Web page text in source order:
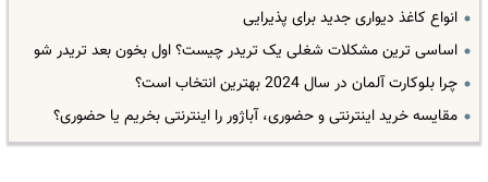
انواع کاغذ دیواری جدید برای پذیرایی
اساسی ترین مشکلات شغلی یک تریدر چیست؟ اول بخون بعد تریدر شو
چرا بلوکارت آلمان در سال 2024 بهترین انتخاب است؟
مقایسه خرید اینترنتی و حضوری، آباژور را اینترنتی بخریم یا حضوری؟